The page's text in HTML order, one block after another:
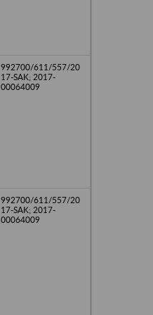
992700/611/557/20
17-SAK; 2017-
00064009
992700/611/557/20
17-SAK; 2017-
00064009